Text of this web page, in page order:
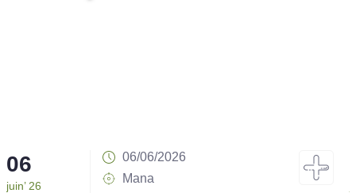
06
juin’ 26
06/06/2026
Mana